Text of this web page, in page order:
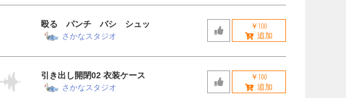
殴る パンチ バシ シュッ
さかなスタジオ
￥100
引き出し開閉02 衣装ケース
さかなスタジオ
￥100